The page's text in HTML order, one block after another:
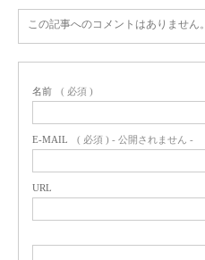
この記事へのコメントはありません。
名前 ( 必須 )
E-MAIL ( 必須 ) - 公開されません -
URL